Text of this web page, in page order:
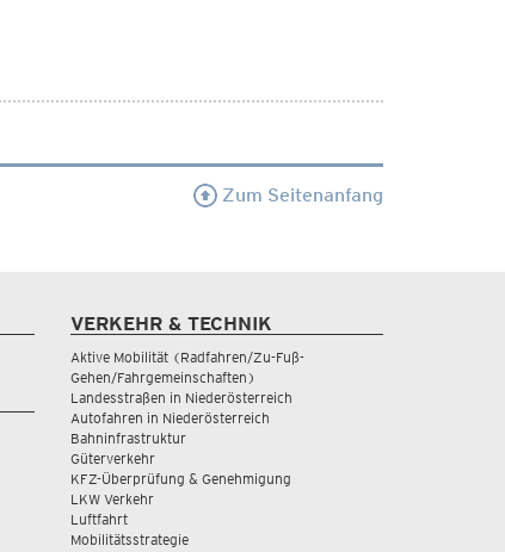
Zum Seitenanfang
VERKEHR & TECHNIK
Aktive Mobilität (Radfahren/Zu-Fuß-
Gehen/Fahrgemeinschaften)
Landesstraßen in Niederösterreich
Autofahren in Niederösterreich
Bahninfrastruktur
Güterverkehr
KFZ-Überprüfung & Genehmigung
LKW Verkehr
Luftfahrt
Mobilitätsstrategie